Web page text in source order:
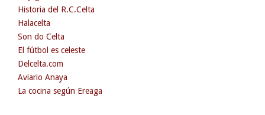
Historia del R.C.Celta
Halacelta
Son do Celta
El fútbol es celeste
Delcelta.com
Aviario Anaya
La cocina según Ereaga